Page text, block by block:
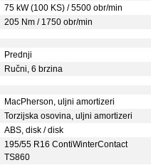
75 kW (100 KS) / 5500 obr/min
205 Nm / 1750 obr/min
Prednji
Ručni, 6 brzina
MacPherson, uljni amortizeri
Torzijska osovina, uljni amortizeri
ABS, disk / disk
195/55 R16 ContiWinterContact
TS860